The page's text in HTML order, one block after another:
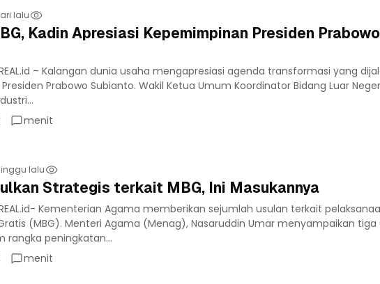
lalu
Kadin Apresiasi Kepemimpinan Presiden
– Kalangan dunia usaha mengapresiasi agenda transformasi yang
Prabowo Subianto. Wakil Ketua Umum Koordinator Bidang Luar
menit
lalu
Strategis terkait MBG, Ini Masukannya
Kementerian Agama memberikan sejumlah usulan terkait
(MBG). Menteri Agama (Menag), Nasaruddin Umar menyampaikan tiga
rangka peningkatan...
menit